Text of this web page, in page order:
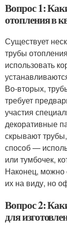
Вопрос 1:
отопления в
Существует
трубы
использовать
Во-вторых,
требует
участия
декоративные
скрывают
способ —
или тумбочек,
Наконец, можно
их на виду, но
Вопрос 2:
для